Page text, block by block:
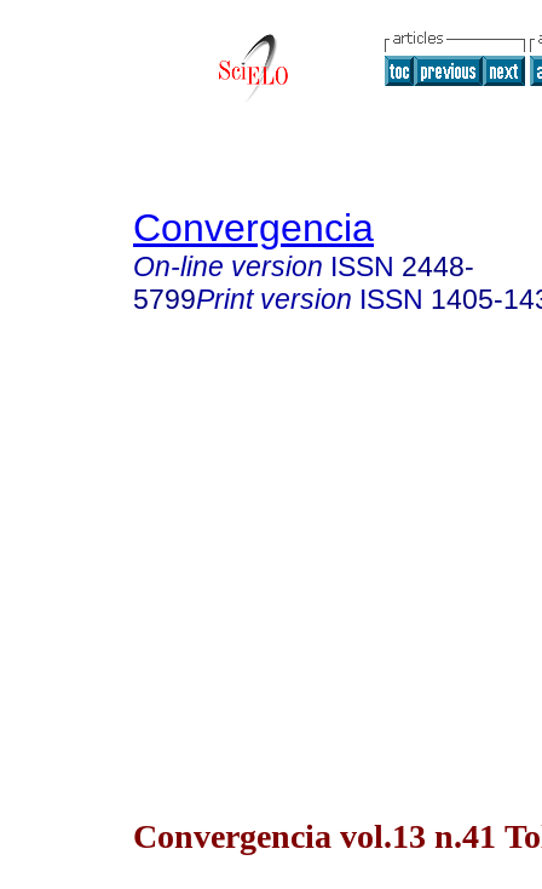
Convergencia
On-line version ISSN 2448-
5799Print version ISSN 1405-
Convergencia vol.13 n.41